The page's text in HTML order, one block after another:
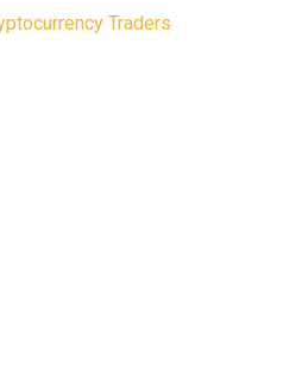
Traders